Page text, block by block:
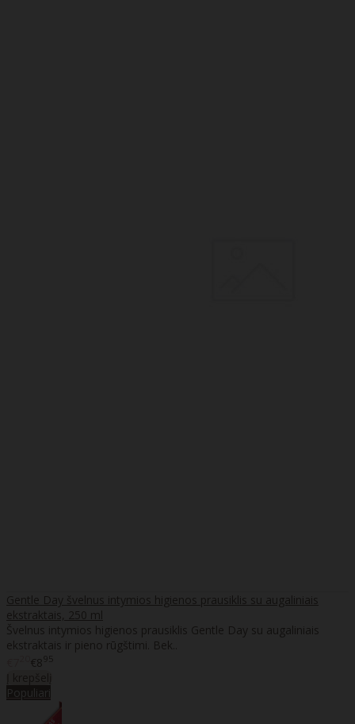
Gentle Day švelnus intymios higienos prausiklis su augaliniais
ekstraktais, 250 ml
Švelnus intymios higienos prausiklis Gentle Day su augaliniais
ekstraktais ir pieno rūgštimi. Bek..
€895
Populiari